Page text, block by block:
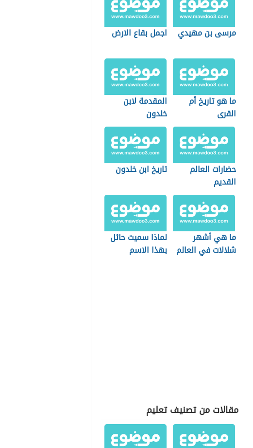
مرسى بن مهيدي اجمل بقاع الارض
ما هو تاريخ أم
القرى
المقدمة لابن
خلدون
حضارات العالم
القديم
تاريخ ابن خلدون
ما هي أشهر
شلالات في العالم
لماذا سميت حائل
بهذا الاسم
مقالات من تصنيف تعليم